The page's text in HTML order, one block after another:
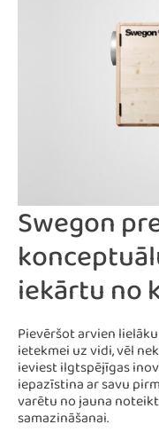
Swegon
iekārtu no
Pievēršot arvien
ietekmei uz vidi, vēl
ieviest ilgtspējīgas
iepazīstina ar savu
varētu no jauna
samazināšanai.